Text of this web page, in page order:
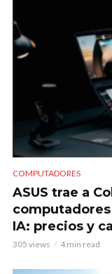
COMPUTADORES
ASUS trae a
computadores
IA: precios y
305 views 4 min read